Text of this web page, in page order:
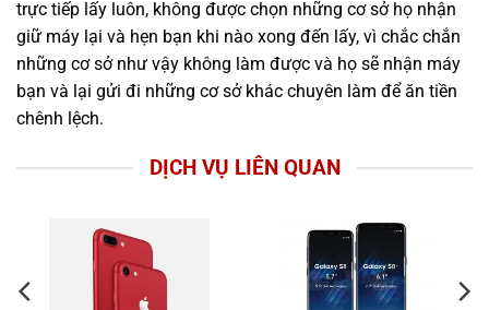
trực tiếp lấy luôn, không được chọn những cơ sở họ nhận
giữ máy lại và hẹn bạn khi nào xong đến lấy, vì chắc chắn
những cơ sở như vậy không làm được và họ sẽ nhận máy
bạn và lại gửi đi những cơ sở khác chuyên làm để ăn tiền
chênh lệch.
DỊCH VỤ LIÊN QUAN